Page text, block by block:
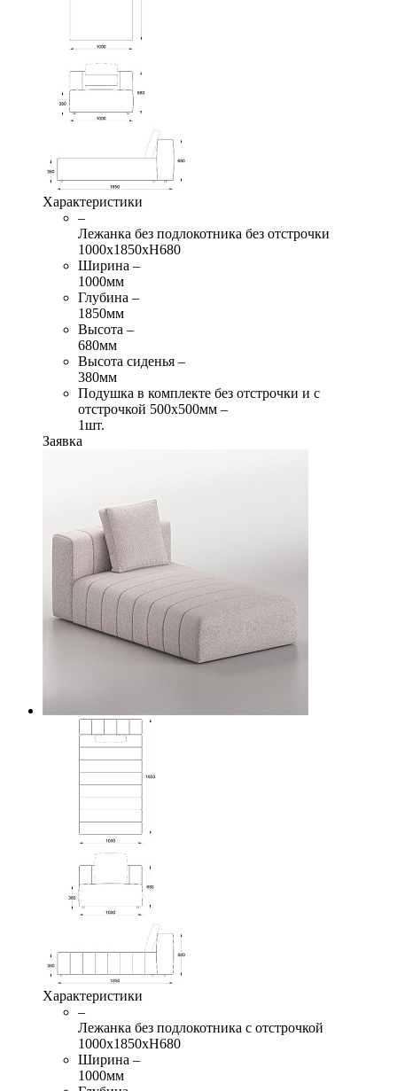
Характеристики
–
Лежанка без подлокотника без отстрочки
1000х1850хН680
Ширина –
1000мм
Глубина –
1850мм
Высота –
680мм
Высота сиденья –
380мм
Подушка в комплекте без отстрочки и с
отстрочкой 500х500мм –
1шт.
Заявка
Характеристики
–
Лежанка без подлокотника с отстрочкой
1000х1850хН680
Ширина –
1000мм